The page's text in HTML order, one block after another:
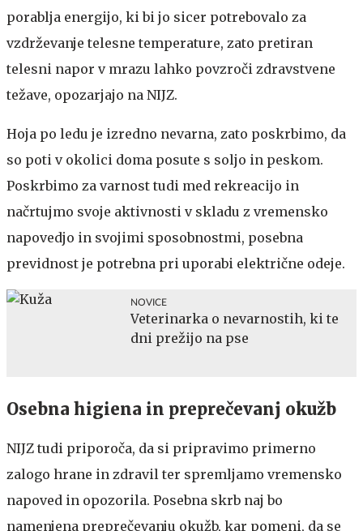
porablja energijo, ki bi jo sicer potrebovalo za
vzdrževanje telesne temperature, zato pretiran
telesni napor v mrazu lahko povzroči zdravstvene
težave, opozarjajo na NIJZ.
Hoja po ledu je izredno nevarna, zato poskrbimo, da
so poti v okolici doma posute s soljo in peskom.
Poskrbimo za varnost tudi med rekreacijo in
načrtujmo svoje aktivnosti v skladu z vremensko
napovedjo in svojimi sposobnostmi, posebna
previdnost je potrebna pri uporabi električne odeje.
NOVICE
Veterinarka o nevarnostih, ki te
dni prežijo na pse
Osebna higiena in preprečevanj okužb
NIJZ tudi priporoča, da si pripravimo primerno
zalogo hrane in zdravil ter spremljamo vremensko
napoved in opozorila. Posebna skrb naj bo
namenjena preprečevanju okužb, kar pomeni, da se